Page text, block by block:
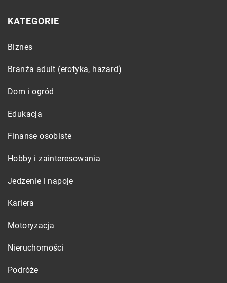
KATEGORIE
Biznes
Branża adult (erotyka, hazard)
Dom i ogród
Edukacja
Finanse osobiste
Hobby i zainteresowania
Jedzenie i napoje
Kariera
Motoryzacja
Nieruchomości
Podróże